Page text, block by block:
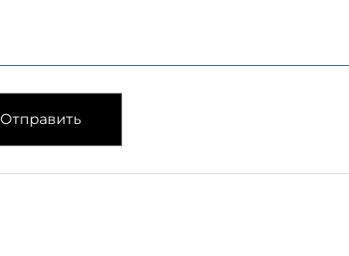
Отправить